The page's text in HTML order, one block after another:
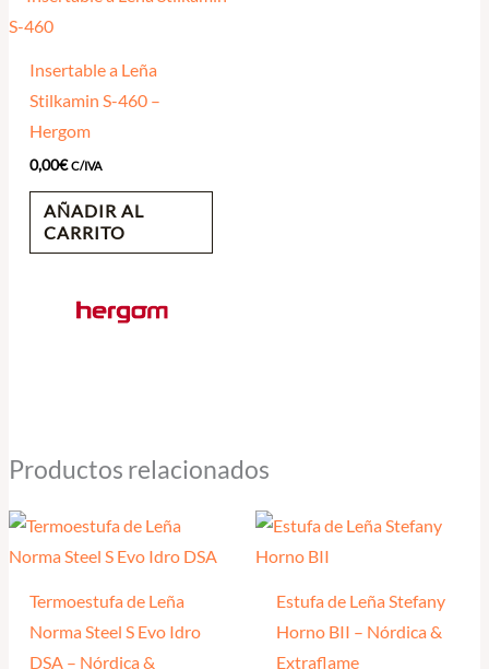
Insertable a Leña
Stilkamin S-460 –
Hergom
0,00€ C/IVA
AÑADIR AL
CARRITO
Productos relacionados
Termoestufa de Leña
Norma Steel S Evo Idro
DSA – Nórdica &
Estufa de Leña Stefany
Horno BII – Nórdica &
Extraflame